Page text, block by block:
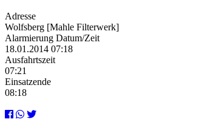
Adresse
Wolfsberg [Mahle Filterwerk]
Alarmierung Datum/Zeit
18.01.2014 07:18
Ausfahrtszeit
07:21
Einsatzende
08:18